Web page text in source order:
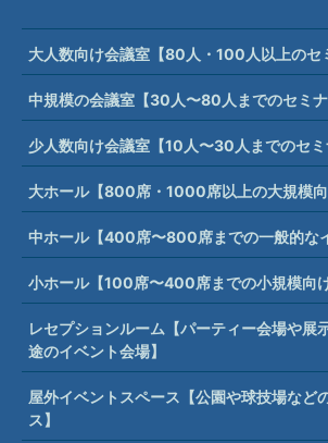
大人数向け会議室【80人・100人以上のセ
中規模の会議室【30人〜80人までのセミナ
少人数向け会議室【10人〜30人までのセミ
大ホール【800席・1000席以上の大規模向
中ホール【400席〜800席までの一般的な
小ホール【100席〜400席までの小規模向
レセプションルーム【パーティー会場や展
途のイベント会場】
屋外イベントスペース【公園や球技場など
ス】